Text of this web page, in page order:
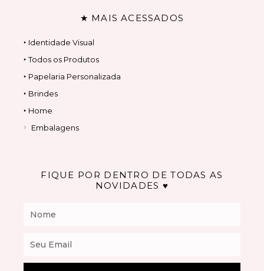
★ MAIS ACESSADOS
‣ Identidade Visual
‣ Todos os Produtos
‣ Papelaria Personalizada
‣ Brindes
‣ Home
Embalagens
FIQUE POR DENTRO DE TODAS AS
NOVIDADES ♥